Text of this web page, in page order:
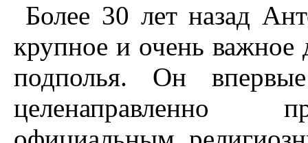
Более 30 лет назад
крупное и очень важное
подполья. Он
целенаправленно